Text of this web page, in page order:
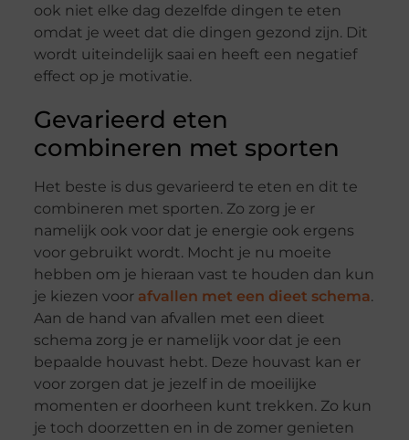
ook niet elke dag dezelfde dingen te eten
omdat je weet dat die dingen gezond zijn. Dit
wordt uiteindelijk saai en heeft een negatief
effect op je motivatie.
Gevarieerd eten
combineren met sporten
Het beste is dus gevarieerd te eten en dit te
combineren met sporten. Zo zorg je er
namelijk ook voor dat je energie ook ergens
voor gebruikt wordt. Mocht je nu moeite
hebben om je hieraan vast te houden dan kun
je kiezen voor afvallen met een dieet schema.
Aan de hand van afvallen met een dieet
schema zorg je er namelijk voor dat je een
bepaalde houvast hebt. Deze houvast kan er
voor zorgen dat je jezelf in de moeilijke
momenten er doorheen kunt trekken. Zo kun
je toch doorzetten en in de zomer genieten